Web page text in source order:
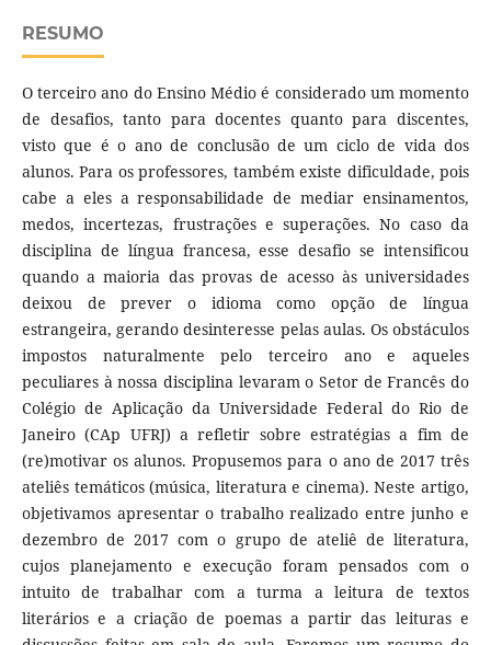
RESUMO
O terceiro ano do Ensino Médio é considerado um momento
de desafios, tanto para docentes quanto para discentes,
visto que é o ano de conclusão de um ciclo de vida dos
alunos. Para os professores, também existe dificuldade, pois
cabe a eles a responsabilidade de mediar ensinamentos,
medos, incertezas, frustrações e superações. No caso da
disciplina de língua francesa, esse desafio se intensificou
quando a maioria das provas de acesso às universidades
deixou de prever o idioma como opção de língua
estrangeira, gerando desinteresse pelas aulas. Os obstáculos
impostos naturalmente pelo terceiro ano e aqueles
peculiares à nossa disciplina levaram o Setor de Francês do
Colégio de Aplicação da Universidade Federal do Rio de
Janeiro (CAp UFRJ) a refletir sobre estratégias a fim de
(re)motivar os alunos. Propusemos para o ano de 2017 três
ateliês temáticos (música, literatura e cinema). Neste artigo,
objetivamos apresentar o trabalho realizado entre junho e
dezembro de 2017 com o grupo de ateliê de literatura,
cujos planejamento e execução foram pensados com o
intuito de trabalhar com a turma a leitura de textos
literários e a criação de poemas a partir das leituras e